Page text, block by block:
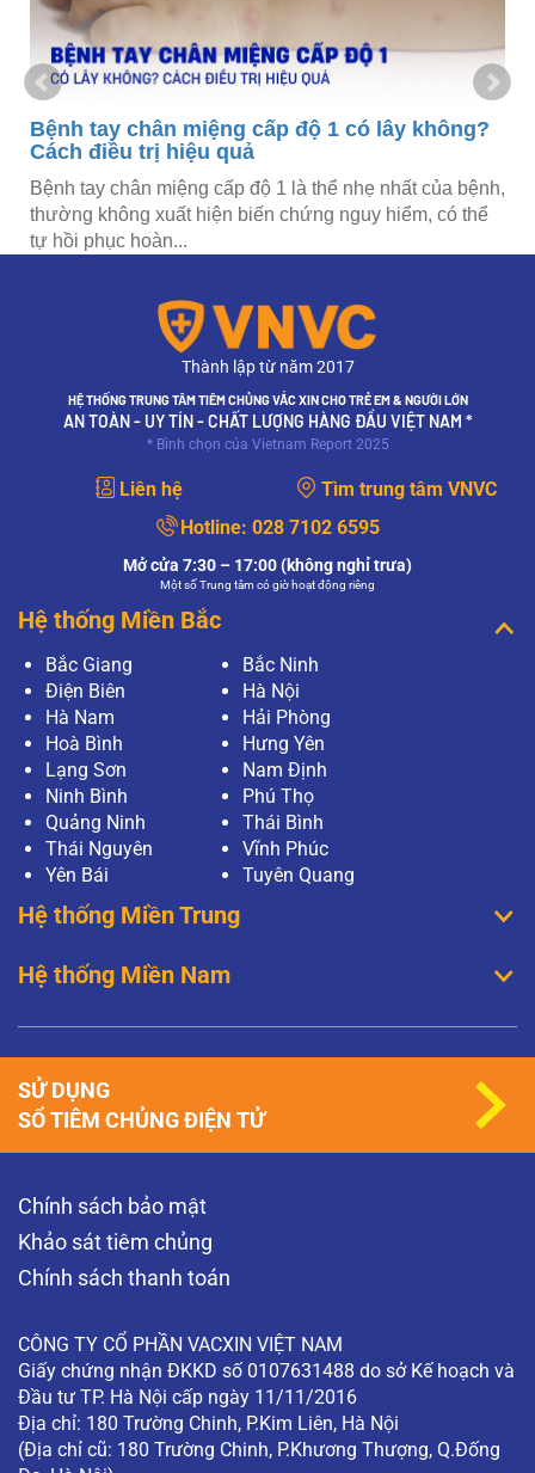
Bệnh tay chân miệng cấp độ 1 có lây không?
Cách điều trị hiệu quả
Bệnh tay chân miệng cấp độ 1 là thể nhẹ nhất của bệnh,
thường không xuất hiện biến chứng nguy hiểm, có thể
tự hồi phục hoàn...
Thành lập từ năm 2017
HỆ THỐNG TRUNG TÂM TIÊM CHỦNG VẮC XIN CHO TRẺ EM & NGƯỜI LỚN
AN TOÀN - UY TÍN - CHẤT LƯỢNG HÀNG ĐẦU VIỆT NAM *
* Bình chọn của Vietnam Report 2025
Liên hệ
Tìm trung tâm VNVC
Hotline: 028 7102 6595
Mở cửa 7:30 – 17:00 (không nghỉ trưa)
Một số Trung tâm có giờ hoạt động riêng
Hệ thống Miền Bắc
Bắc Giang
Bắc Ninh
Điện Biên
Hà Nội
Hà Nam
Hải Phòng
Hoà Bình
Hưng Yên
Lạng Sơn
Nam Định
Ninh Bình
Phú Thọ
Quảng Ninh
Thái Bình
Thái Nguyên
Vĩnh Phúc
Yên Bái
Tuyên Quang
Hệ thống Miền Trung
Hệ thống Miền Nam
Chính sách bảo mật
Khảo sát tiêm chủng
Chính sách thanh toán
CÔNG TY CỔ PHẦN VACXIN VIỆT NAM
Giấy chứng nhận ĐKKD số 0107631488 do sở Kế hoạch và
Đầu tư TP. Hà Nội cấp ngày 11/11/2016
Địa chỉ: 180 Trường Chinh, P.Kim Liên, Hà Nội
(Địa chỉ cũ: 180 Trường Chinh, P.Khương Thượng, Q.Đống
SỬ DỤNG
SỔ TIÊM CHỦNG ĐIỆN TỬ